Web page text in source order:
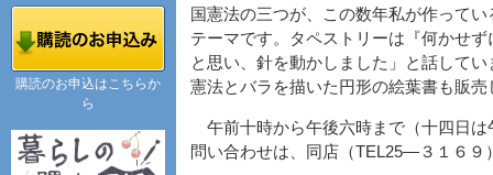
国憲法の三つが、この数年私が作って
テーマです。タペストリーは『何かせ
と思い、針を動かしました」と話して
憲法とバラを描いた円形の絵葉書も販売
午前十時から午後六時まで（十四日は
問い合わせは、同店（TEL25―３１６９
購読のお申込はこちらか
ら